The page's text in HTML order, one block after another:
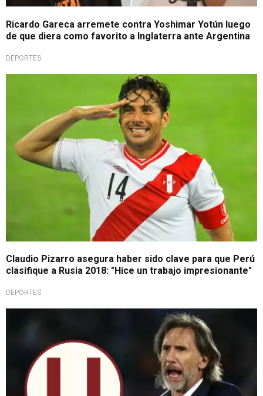
Ricardo Gareca arremete contra Yoshimar Yotún luego
de que diera como favorito a Inglaterra ante Argentina
DEPORTES
Claudio Pizarro asegura haber sido clave para que Perú
clasifique a Rusia 2018: "Hice un trabajo impresionante"
DEPORTES